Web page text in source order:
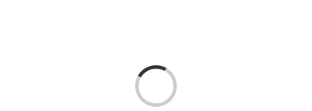
Cargando...